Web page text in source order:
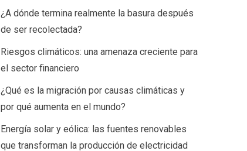
¿A dónde termina realmente la basura después
de ser recolectada?
Riesgos climáticos: una amenaza creciente para
el sector financiero
¿Qué es la migración por causas climáticas y
por qué aumenta en el mundo?
Energía solar y eólica: las fuentes renovables
que transforman la producción de electricidad